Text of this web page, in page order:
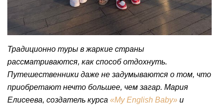
Традиционно туры в жаркие страны
рассматриваются, как способ отдохнуть.
Путешественники даже не задумываются о том, что
приобретают нечто большее, чем загар. Мария
Елисеева, создатель курса «My English Baby» и